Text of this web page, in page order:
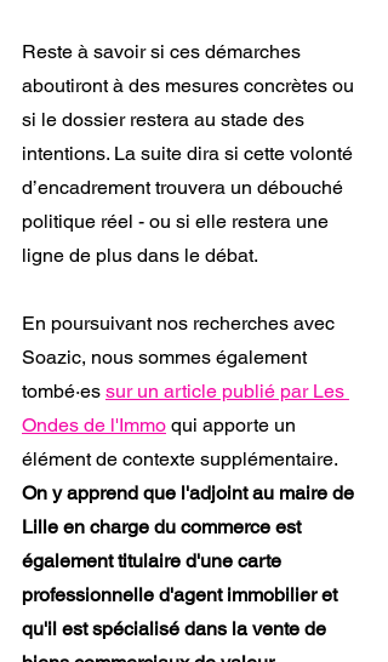
Reste à savoir si ces démarches
aboutiront à des mesures concrètes ou
si le dossier restera au stade des
intentions. La suite dira si cette volonté
d’encadrement trouvera un débouché
politique réel - ou si elle restera une
ligne de plus dans le débat.
En poursuivant nos recherches avec
Soazic, nous sommes également
tombé·es sur un article publié par Les
Ondes de l'Immo qui apporte un
élément de contexte supplémentaire.
On y apprend que l'adjoint au maire de
Lille en charge du commerce est
également titulaire d'une carte
professionnelle d'agent immobilier et
qu'il est spécialisé dans la vente de